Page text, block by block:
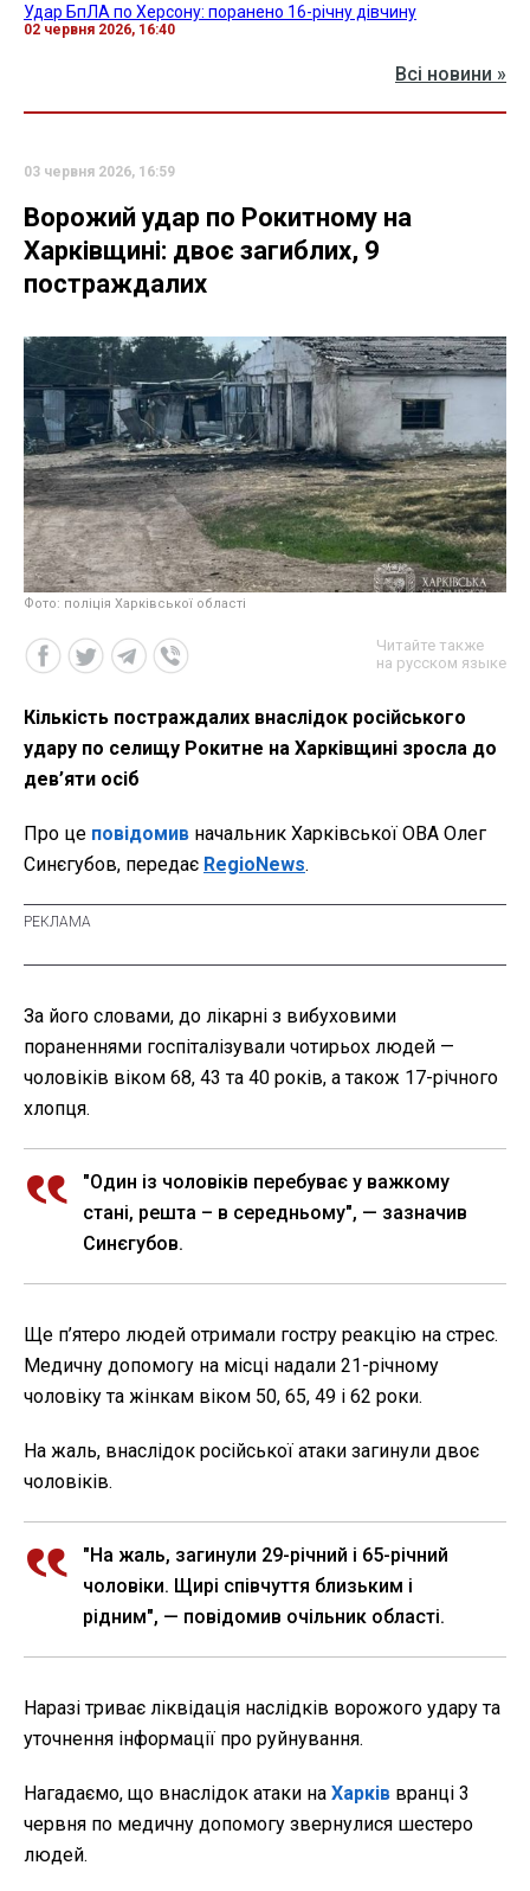
Удар БпЛА по Херсону: поранено 16-річну дівчину
02 червня 2026, 16:40
Всі новини »
03 червня 2026, 16:59
Ворожий удар по Рокитному на
Харківщині: двоє загиблих, 9
постраждалих
Фото: поліція Харківської області
Читайте также
на русском языке
Кількість постраждалих внаслідок російського
удару по селищу Рокитне на Харківщині зросла до
дев’яти осіб
Про це повідомив начальник Харківської ОВА Олег
Синєгубов, передає RegioNews.
За його словами, до лікарні з вибуховими
пораненнями госпіталізували чотирьох людей —
чоловіків віком 68, 43 та 40 років, а також 17-річного
хлопця.
"Один із чоловіків перебуває у важкому
стані, решта – в середньому", — зазначив
Синєгубов.
Ще п’ятеро людей отримали гостру реакцію на стрес.
Медичну допомогу на місці надали 21-річному
чоловіку та жінкам віком 50, 65, 49 і 62 роки.
На жаль, внаслідок російської атаки загинули двоє
чоловіків.
"На жаль, загинули 29-річний і 65-річний
чоловіки. Щирі співчуття близьким і
рідним", — повідомив очільник області.
Наразі триває ліквідація наслідків ворожого удару та
уточнення інформації про руйнування.
Нагадаємо, що внаслідок атаки на Харків вранці 3
червня по медичну допомогу звернулися шестеро
людей.